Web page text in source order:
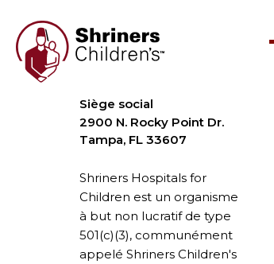
Siège social
2900 N. Rocky Point Dr.
Tampa, FL 33607
Shriners Hospitals for
Children est un organisme
à but non lucratif de type
501(c)(3), communément
appelé Shriners Children's